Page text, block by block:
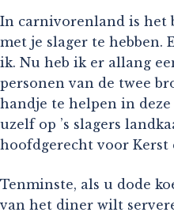
In carnivorenland is het
met je slager te hebben.
ik. Nu heb ik er allang
personen van de twee
handje te helpen in
uzelf op ’s slagers
hoofdgerecht voor Kerst
Tenminste, als u dode
van het diner wilt